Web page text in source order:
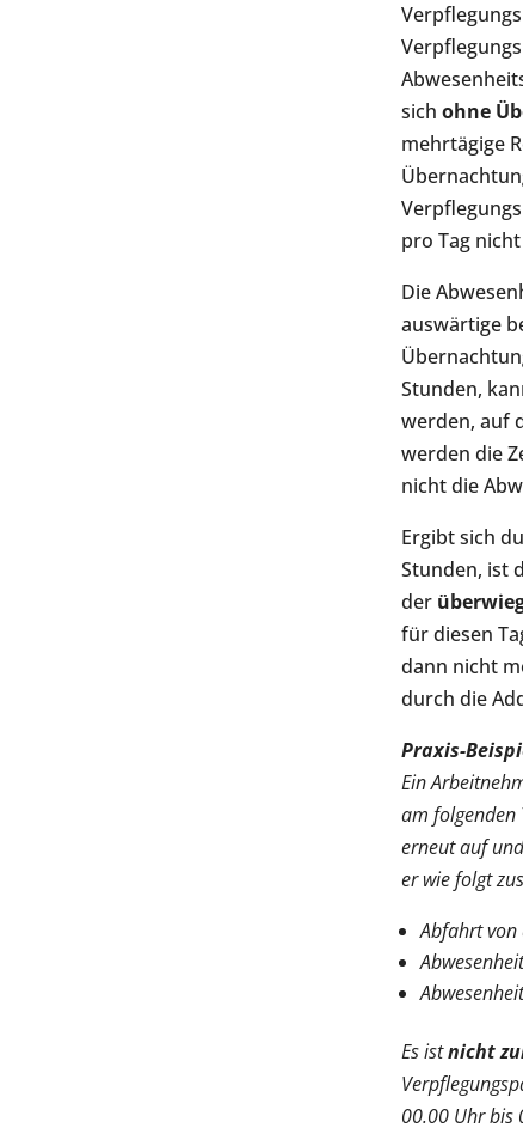
sich ohne
mehrtägige
pro Tag
Die
auswärtige
Stunden,
werden, auf
werden die
nicht die
Ergibt sich
Stunden, ist
der
für diesen
dann nicht
durch die
Praxis-
Ein
am folgenden
erneut auf
er wie folgt
Abfahrt von
Es istnicht
00.00 Uhr bis